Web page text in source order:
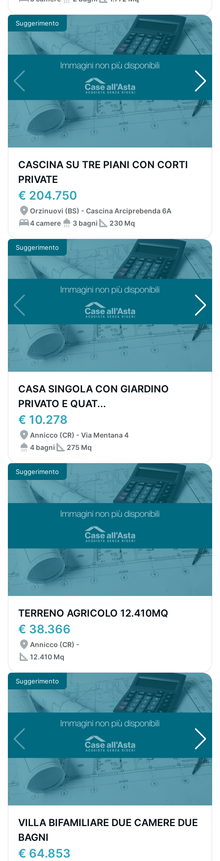
Suggerimento
CASCINA SU TRE PIANI CON CORTI
PRIVATE
€ 204.750
Orzinuovi (BS) - Cascina Arciprebenda 6A
4 camere
3 bagni 230 Mq
Suggerimento
CASA SINGOLA CON GIARDINO
PRIVATO E QUAT...
€ 10.278
Annicco (CR) - Via Mentana 4
4 bagni
275 Mq
Suggerimento
TERRENO AGRICOLO 12.410MQ
€ 38.366
Annicco (CR) -
12.410 Mq
Suggerimento
VILLA BIFAMILIARE DUE CAMERE DUE
BAGNI
€ 64.853